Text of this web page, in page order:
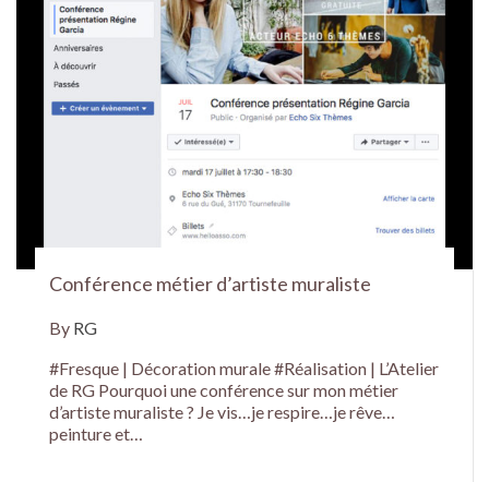
Conférence métier d’artiste muraliste
By RG
#Fresque | Décoration murale #Réalisation | L’Atelier
de RG Pourquoi une conférence sur mon métier
d’artiste muraliste ? Je vis…je respire…je rêve…
peinture et…